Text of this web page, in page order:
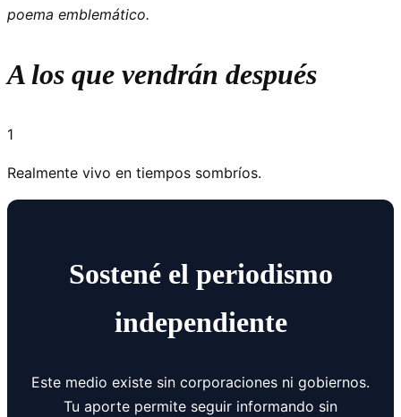
poema emblemático.
A los que vendrán después
1
Realmente vivo en tiempos sombríos.
Sostené el periodismo
independiente
Este medio existe sin corporaciones ni gobiernos.
Tu aporte permite seguir informando sin